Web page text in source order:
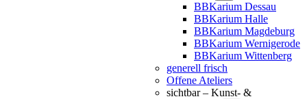
BBKarium Dessau
BBKarium Halle
BBKarium Magdeburg
BBKarium Wernigerode
BBKarium Wittenberg
generell frisch
Offene Ateliers
sichtbar – Kunst- &